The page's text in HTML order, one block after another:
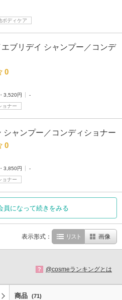
ボディケア
ブリデイ シャンプー／コンデ
0
3,520円
-
ョナー
シャンプー／コンディショナー
0
3,850円
-
ョナー
員になって続きをみる
表示形式： リスト 画像
? @cosmeランキングとは
商品 (71)